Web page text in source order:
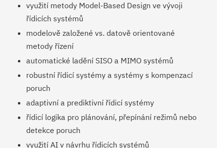
využití metody Model-Based Design ve vývoji
řídicích systémů
modelově založené vs. datově orientované
metody řízení
automatické ladění SISO a MIMO systémů
robustní řídicí systémy a systémy s kompenzací
poruch
adaptivní a prediktivní řídicí systémy
řídicí logika pro plánování, přepínání režimů nebo
detekce poruch
využití AI v návrhu řídicích systémů